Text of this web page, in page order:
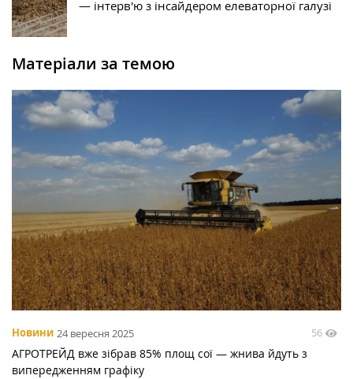
— інтерв'ю з інсайдером елеваторної галузі
Матеріали за темою
Новини 24 вересня 2025 56
АГРОТРЕЙД вже зібрав 85% площ сої — жнива йдуть з
випередженням графіку